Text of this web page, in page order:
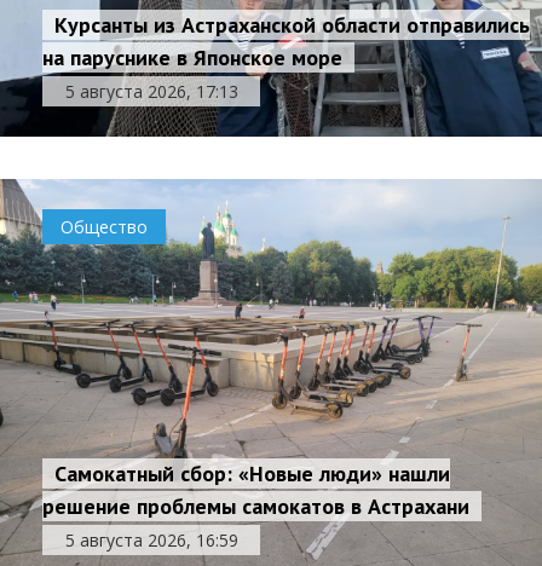
Курсанты из Астраханской области отправились
на паруснике в Японское море
5 августа 2026, 17:13
Общество
Самокатный сбор: «Новые люди» нашли
решение проблемы самокатов в Астрахани
5 августа 2026, 16:59